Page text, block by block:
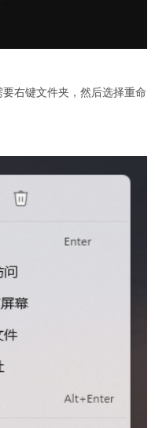
右键文件夹，然后选择重命